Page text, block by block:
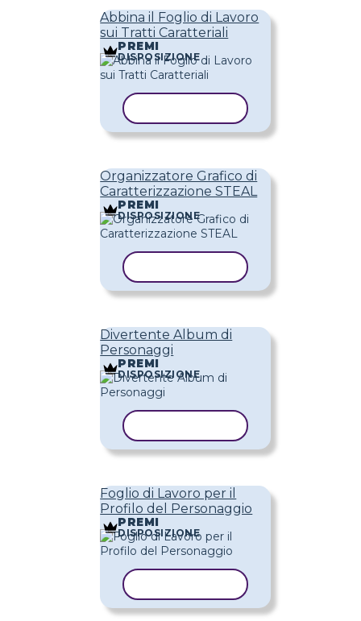
Abbina il Foglio di Lavoro
sui Tratti Caratteriali
PREMI
DISPOSIZIONE
Organizzatore Grafico di
Caratterizzazione STEAL
PREMI
DISPOSIZIONE
Divertente Album di
Personaggi
PREMI
DISPOSIZIONE
Foglio di Lavoro per il
Profilo del Personaggio
PREMI
DISPOSIZIONE